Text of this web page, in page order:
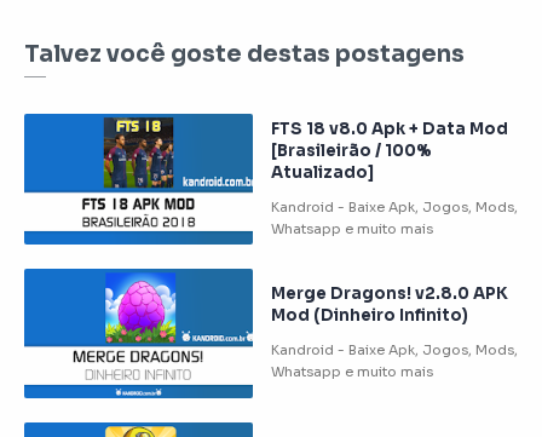
Talvez você goste destas postagens
FTS 18 v8.0 Apk + Data Mod
[Brasileirão / 100%
Atualizado]
Merge Dragons! v2.8.0 APK
Mod (Dinheiro Infinito)